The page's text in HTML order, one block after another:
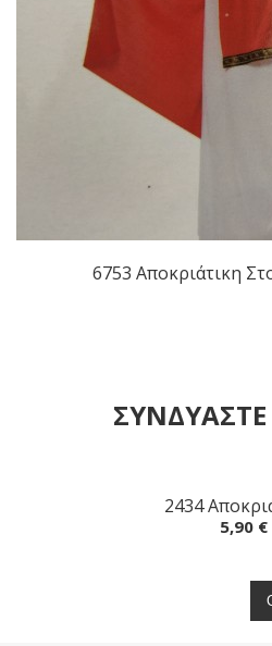
6753 Αποκριάτικη
2434
5,90 €